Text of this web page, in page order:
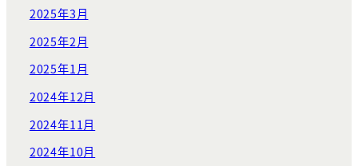
2025年3月
2025年2月
2025年1月
2024年12月
2024年11月
2024年10月